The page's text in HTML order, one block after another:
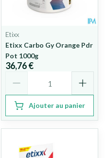
Etixx
Etixx Carbo Gy Orange Pdr
Pot 1000g
36,76 €
Ajouter au panier